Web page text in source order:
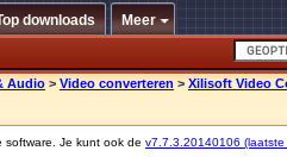
downloads Meer
Audio > Video converteren > Xilisoft Video
software. Je kunt ook de v7.7.3.20140106 (laatste